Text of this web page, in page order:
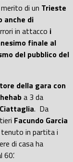
di un Trieste
anche di
in attacco i
finale al
del pubblico del
della gara con
a 3 da
. Da
Facundo Garcia
tenuto in partita i
di casa ha